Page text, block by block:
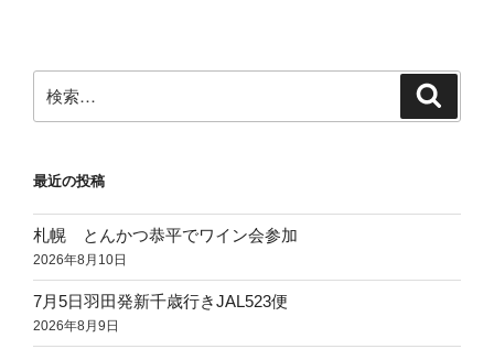
ー
シ
索:
最近の投稿
札幌 とんかつ恭平でワイン会参加
2026年8月10日
7月5日羽田発新千歳行きJAL523便
2026年8月9日